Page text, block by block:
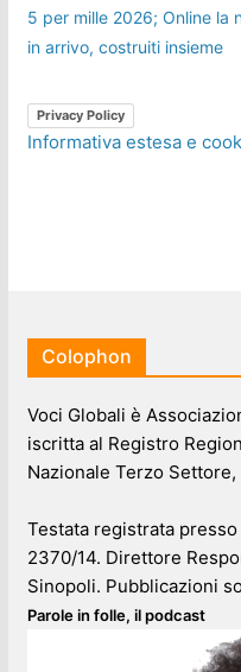
5 per mille 2026; Online la
in arrivo, costruiti insieme
Privacy Policy
Informativa estesa e
Colophon
Voci Globali è
iscritta al Registro
Nazionale Terzo
Testata registrata
2370/14. Direttore
Sinopoli. Pubblicazioni
Parole in folle, il podcast